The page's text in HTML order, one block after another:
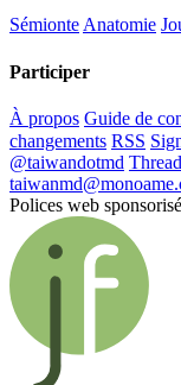
Sémionte Anatomie
Participer
À propos Guide de
changements RSS
@taiwandotmd
Polices web